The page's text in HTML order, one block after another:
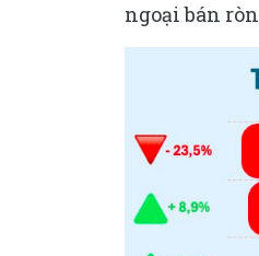
ngoại bán